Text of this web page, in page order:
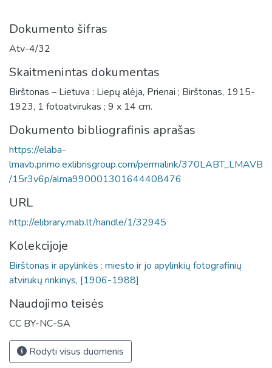
Dokumento šifras
Atv-4/32
Skaitmenintas dokumentas
Birštonas – Lietuva : Liepų alėja, Prienai ; Birštonas, 1915-
1923, 1 fotoatvirukas ; 9 x 14 cm.
Dokumento bibliografinis aprašas
https://elaba-
lmavb.primo.exlibrisgroup.com/permalink/370LABT_LMAVB
/15r3v6p/alma990001301644408476
URL
http://elibrary.mab.lt/handle/1/32945
Kolekcijoje
Birštonas ir apylinkės : miesto ir jo apylinkių fotografinių
atvirukų rinkinys, [1906-1988]
Naudojimo teisės
CC BY-NC-SA
Rodyti visus duomenis